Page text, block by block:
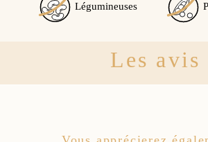
Légumineuses
Les avis